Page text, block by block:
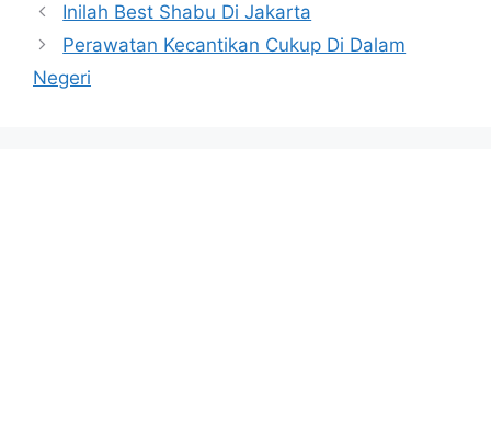
Inilah Best Shabu Di Jakarta
Perawatan Kecantikan Cukup Di Dalam
Negeri